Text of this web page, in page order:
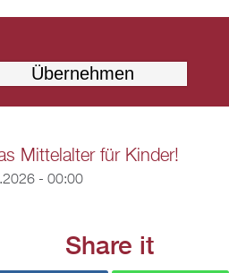
Mittelalter für Kinder!
- 00:00
Share it